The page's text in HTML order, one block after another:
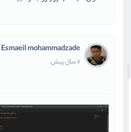
Esmaeil mohammadzade
6 سال پیش